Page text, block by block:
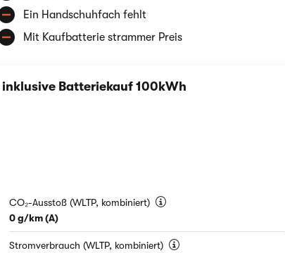
Ein Handschuhfach fehlt
Mit Kaufbatterie strammer Preis
Batteriekauf 100kWh
CO₂-Ausstoß (WLTP, kombiniert)
0 g/km (A)
Stromverbrauch (WLTP, kombiniert)